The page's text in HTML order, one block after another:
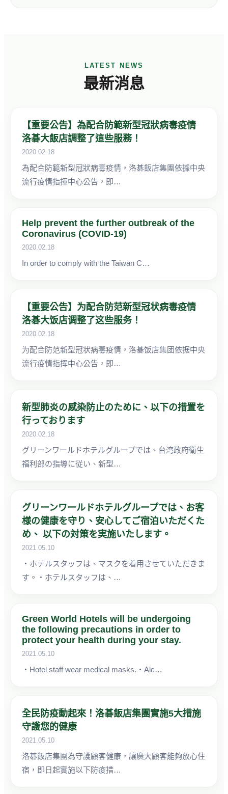
LATEST NEWS
最新消息
【重要公告】為配合防範新型冠狀病毒疫情
洛碁大飯店調整了這些服務！
2020.02.18
為配合防範新型冠狀病毒疫情，洛碁飯店集團依據中央
流行疫情指揮中心公告，即…
Help prevent the further outbreak of the
Coronavirus (COVID-19)
2020.02.18
In order to comply with the Taiwan C…
【重要公告】为配合防范新型冠状病毒疫情
洛碁大饭店调整了这些服务！
2020.02.18
为配合防范新型冠状病毒疫情，洛碁饭店集团依据中央
流行疫情指挥中心公告，即…
新型肺炎の感染防止のために、以下の措置を
行っております
2020.02.18
グリーンワールドホテルグループでは、台湾政府衛生
福利部の指導に従い、新型…
グリーンワールドホテルグループでは、お客
様の健康を守り、安心してご宿泊いただくた
め、 以下の対策を実施いたします。
2021.05.10
・ホテルスタッフは、マスクを着用させていただきま
す。・ホテルスタッフは、…
Green World Hotels will be undergoing
the following precautions in order to
protect your health during your stay.
2021.05.10
・Hotel staff wear medical masks.・Alc…
全民防疫動起來！洛碁飯店集團實施5大措施
守護您的健康
2021.05.10
洛碁飯店集團為守護顧客健康，讓廣大顧客能夠放心住
宿，即日起實施以下防疫措…